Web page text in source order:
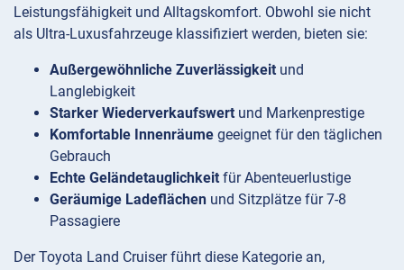
Leistungsfähigkeit und Alltagskomfort. Obwohl sie nicht
als Ultra-Luxusfahrzeuge klassifiziert werden, bieten sie:
Außergewöhnliche Zuverlässigkeit und
Langlebigkeit
Starker Wiederverkaufswert und Markenprestige
Komfortable Innenräume geeignet für den täglichen
Gebrauch
Echte Geländetauglichkeit für Abenteuerlustige
Geräumige Ladeflächen und Sitzplätze für 7-8
Passagiere
Der Toyota Land Cruiser führt diese Kategorie an,